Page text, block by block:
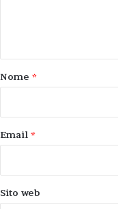
l'arena
o
Nome *
Email *
Sito web